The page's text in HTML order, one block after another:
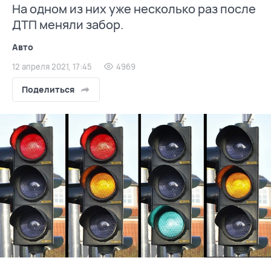
На одном из них уже несколько раз после
ДТП меняли забор.
Авто
12 апреля 2021, 17:45 4969
Поделиться